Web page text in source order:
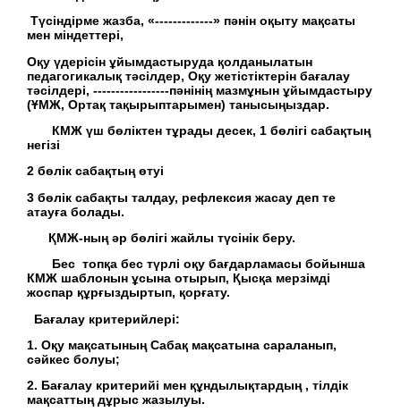
Түсіндірме жазба, «-------------» пәнін оқыту мақсаты
мен міндеттері,
Оқу үдерісін ұйымдастыруда қолданылатын
педагогикалық тәсілдер, Оқу жетістіктерін бағалау
тәсілдері, -----------------пәнінің мазмұнын ұйымдастыру
(ҰМЖ, Ортақ тақырыптарымен) танысыңыздар.
КМЖ үш бөліктен тұрады десек, 1 бөлігі сабақтың
негізі
2 бөлік сабақтың өтуі
3 бөлік сабақты талдау, рефлексия жасау деп те
атауға болады.
ҚМЖ-ның әр бөлігі жайлы түсінік беру.
Бес топқа бес түрлі оқу бағдарламасы бойынша
КМЖ шаблонын ұсына отырып, Қысқа мерзімді
жоспар құрғыздыртып, қорғату.
Бағалау критерийлері:
1. Оқу мақсатының Сабақ мақсатына сараланып,
сәйкес болуы;
2. Бағалау критерийі мен құндылықтардың , тілдік
мақсаттың дұрыс жазылуы.